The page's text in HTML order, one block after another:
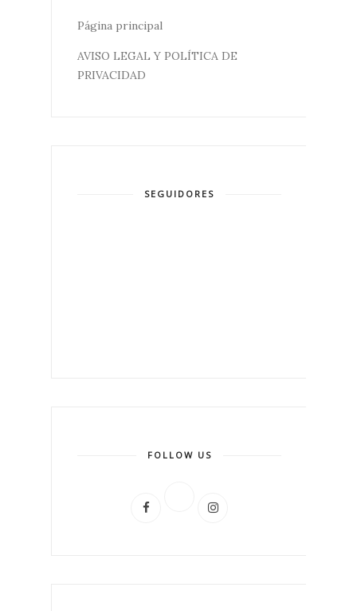
Página principal
AVISO LEGAL Y POLÍTICA DE
PRIVACIDAD
SEGUIDORES
FOLLOW US